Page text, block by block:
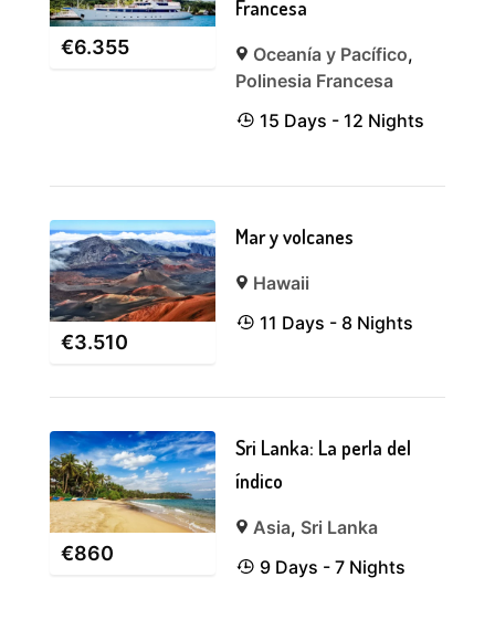
€6.355
Francesa
Oceanía y Pacífico,
Polinesia Francesa
15 Days - 12 Nights
€3.510
Mar y volcanes
Hawaii
11 Days - 8 Nights
€860
Sri Lanka: La perla del
índico
Asia, Sri Lanka
9 Days - 7 Nights